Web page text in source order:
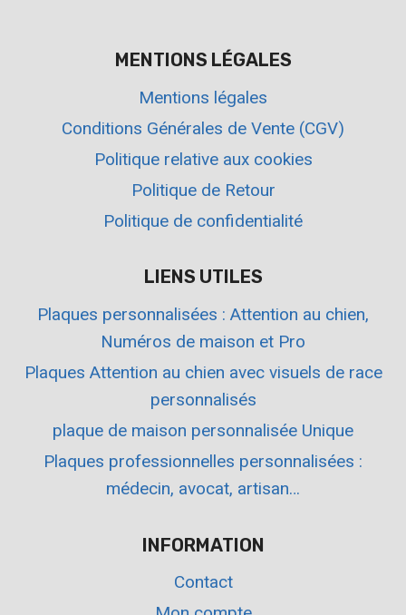
MENTIONS LÉGALES
Mentions légales
Conditions Générales de Vente (CGV)
Politique relative aux cookies
Politique de Retour
Politique de confidentialité
LIENS UTILES
Plaques personnalisées : Attention au chien,
Numéros de maison et Pro
Plaques Attention au chien avec visuels de race
personnalisés
plaque de maison personnalisée Unique
Plaques professionnelles personnalisées :
médecin, avocat, artisan…
INFORMATION
Contact